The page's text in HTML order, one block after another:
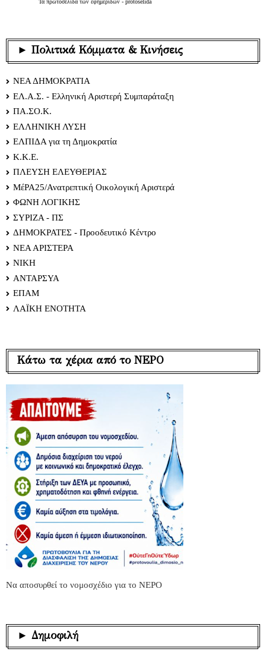
► Πολιτικά Κόμματα & Κινήσεις
ΝΕΑ ΔΗΜΟΚΡΑΤΙΑ
ΕΛ.Α.Σ. - Ελληνική Αριστερή Συμπαράταξη
ΠΑ.ΣΟ.Κ.
ΕΛΛΗΝΙΚΗ ΛΥΣΗ
ΕΛΠΙΔΑ για τη Δημοκρατία
Κ.Κ.Ε.
ΠΛΕΥΣΗ ΕΛΕΥΘΕΡΙΑΣ
ΜέΡΑ25/Ανατρεπτική Οικολογική Αριστερά
ΦΩΝΗ ΛΟΓΙΚΗΣ
ΣΥΡΙΖΑ - ΠΣ
ΔΗΜΟΚΡΑΤΕΣ - Προοδευτικό Κέντρο
ΝΕΑ ΑΡΙΣΤΕΡΑ
ΝΙΚΗ
ΑΝΤΑΡΣΥΑ
ΕΠΑΜ
ΛΑΪΚΗ ΕΝΟΤΗΤΑ
Κάτω τα χέρια από το ΝΕΡΟ
Να αποσυρθεί το νομοσχέδιο για το ΝΕΡΟ
► Δημοφιλή